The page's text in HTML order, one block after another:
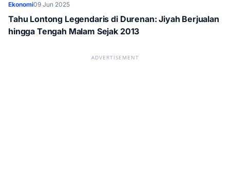
Ekonomi09 Jun 2025
Tahu Lontong Legendaris di Durenan: Jiyah Berjualan
hingga Tengah Malam Sejak 2013
ADVERTISEMENT